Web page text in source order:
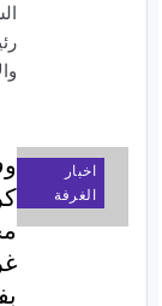
اخبار
الغرفة